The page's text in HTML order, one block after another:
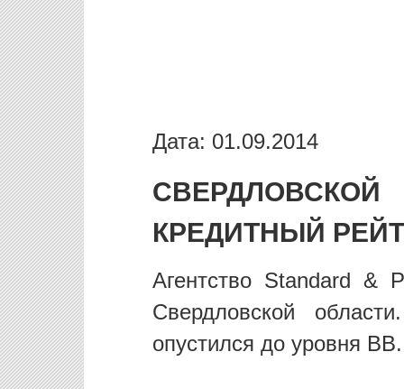
Дата: 01.09.2014
КРЕДИТНЫЙ
Агентство Standard &
Свердловской
опустился до уровня BB.